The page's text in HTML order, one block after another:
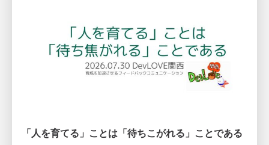
「人を育てる」ことは「待ちこがれる」ことである